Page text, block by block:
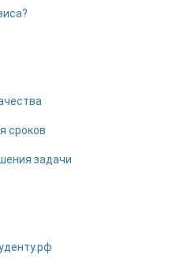
сроков
задачи